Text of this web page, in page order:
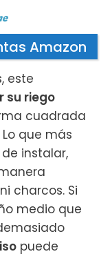
Amazon
este
su riego
cuadrada
que más
instalar,
charcos. Si
medio que
puede